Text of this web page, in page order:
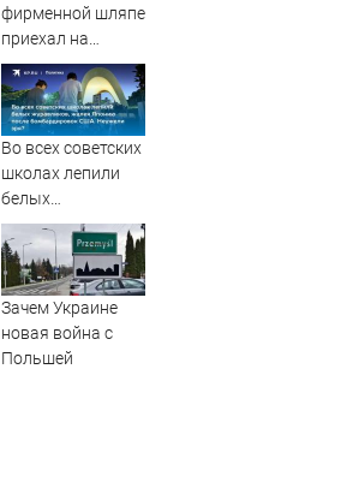
фирменной шляпе
приехал на
заседание
Межправсовета
ЕАЭС
Во всех советских
школах лепили
белых
журавликов,
жалея Японию
после
бомбардировок
США. Неужели
зря?
Зачем Украине
новая война с
Польшей